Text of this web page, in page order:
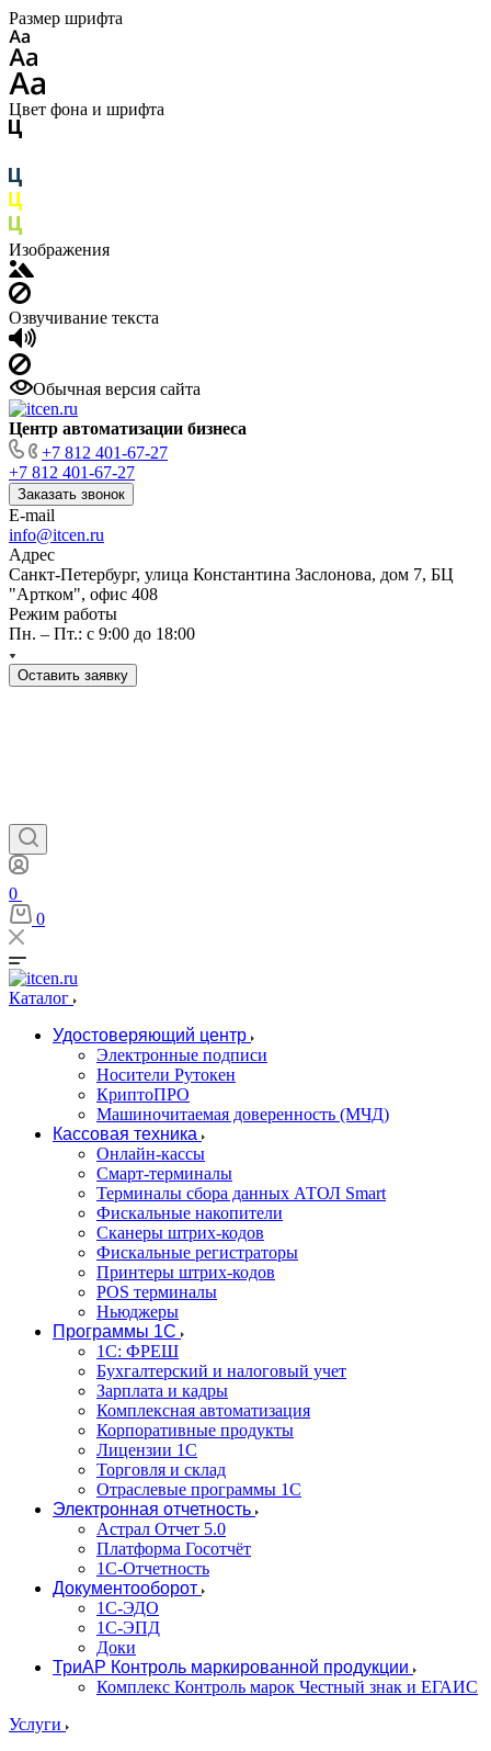
Размер шрифта
Цвет фона и шрифта
Изображения
Озвучивание текста
Обычная версия сайта
Центр автоматизации бизнеса
+7 812 401-67-27
+7 812 401-67-27
Заказать звонок
E-mail
info@itcen.ru
Адрес
Санкт-Петербург, улица Константина Заслонова, дом 7, БЦ
"Артком", офис 408
Режим работы
Пн. – Пт.: с 9:00 до 18:00
Оставить заявку
0
0
Каталог
Удостоверяющий центр
Электронные подписи
Носители Рутокен
КриптоПРО
Машиночитаемая доверенность (МЧД)
Кассовая техника
Онлайн-кассы
Смарт-терминалы
Терминалы сбора данных АТОЛ Smart
Фискальные накопители
Сканеры штрих-кодов
Фискальные регистраторы
Принтеры штрих-кодов
POS терминалы
Ньюджеры
Программы 1С
1C: ФРЕШ
Бухгалтерский и налоговый учет
Зарплата и кадры
Комплексная автоматизация
Корпоративные продукты
Лицензии 1С
Торговля и склад
Отраслевые программы 1С
Электронная отчетность
Астрал Отчет 5.0
Платформа Госотчёт
1С-Отчетность
Документооборот
1С-ЭДО
1С-ЭПД
Доки
ТриАР Контроль маркированной продукции
Комплекс Контроль марок Честный знак и ЕГАИС
Услуги